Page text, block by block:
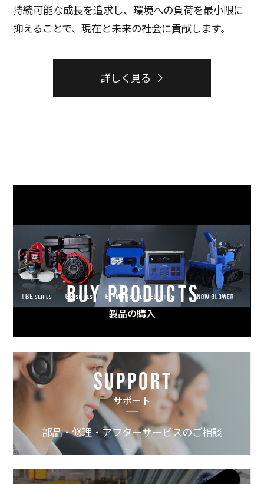
持続可能な成長を追求し、環境への負荷を最小限に
抑えることで、現在と未来の社会に貢献します。
詳しく見る
BUY PRODUCTS
製品の購入
SUPPORT
サポート
部品・修理・アフターサービスのご相談